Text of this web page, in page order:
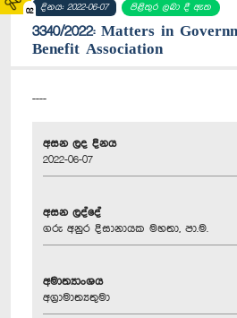
02 දිනය: 2022-06-07 පිළිතුර ලබා දී ඇත
3340/2022: Matters in
Benefit Association
----
අසන ලද දිනය
2022-06-07
අසන ලද්දේ
ගරු අනුර දිසානායක මහතා, පා.ම.
අමාත්‍යාංශය
අග්‍රාමාත්‍යතුමා